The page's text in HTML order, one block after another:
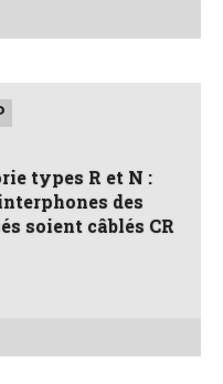
types R et N :
des
soient câblés CR